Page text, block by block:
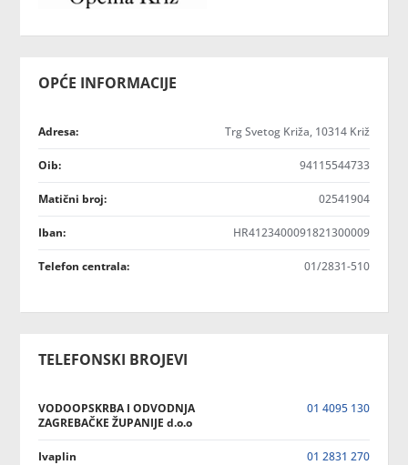
OPĆE INFORMACIJE
Adresa: Trg Svetog Križa, 10314 Križ
Oib: 94115544733
Matični broj: 02541904
Iban: HR4123400091821300009
Telefon centrala: 01/2831-510
TELEFONSKI BROJEVI
VODOOPSKRBA I ODVODNJA
ZAGREBAČKE ŽUPANIJE d.o.o
01 4095 130
Ivaplin 01 2831 270